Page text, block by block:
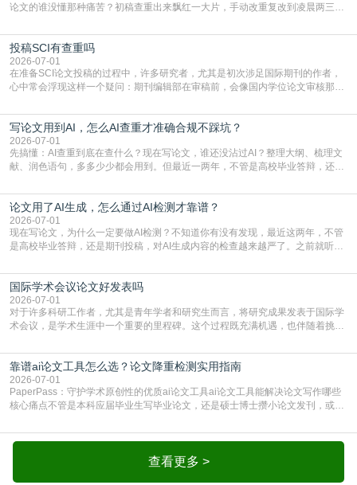
论文的谁没懂那种痛苦？初稿查重出来飘红一大片，手动改重复改到凌晨两三
到秃头。这时候靠谱的AI降重真的就是救命稻草，选对工具，半天就能搞定你两
三天都做不完的事。不是所有人都需要用AI降重，但如果你符合下面这些场景，
真的可以试试：初稿写完重复率远超要
投稿SCI有查重吗
2026-07-01
在准备SCI论文投稿的过程中，许多研究者，尤其是初次涉足国际期刊的作者，
心中常会浮现这样一个疑问：期刊编辑部在审稿前，会像国内学位论文审核那
论文的初审通过率。实际上，SCI期刊对重复内容的审查是严谨投稿流程中不可
或缺的一环。本篇AEIC学术交流中心小编就为大家介绍“投稿SCI有查重吗”。
一、查重是标准流程答案是明确的：绝大多数S
写论文用到AI，怎么AI查重才准确合规不踩坑？
2026-07-01
先搞懂：AI查重到底在查什么？现在写论文，谁还没沾过AI？整理大纲、梳理文
献、润色语句，多多少少都会用到。但最近一两年，不管是高校毕业答辩，还是
须加做AI查重。很多人分不清，AI查重和普通查重到底有啥区别？这里说透：普
通查重查的是你的文字和已公开文献的重复比例，防的是抄袭；AI查重查的是你
的内容里，有多少是AI生成的，防的是过
论文用了AI生成，怎么通过AI检测才靠谱？
2026-07-01
现在写论文，为什么一定要做AI检测？不知道你有没有发现，最近这两年，不管
是高校毕业答辩，还是期刊投稿，对AI生成内容的检查越来越严了。之前就听身
要求修改，还差点被判定学术不规范，真的太冤了。现在国内多数高校和核心期
刊，都已经明确出台了相关规定：如果使用AI生成内容辅助写作，必须明确标
注，未标注的AI生成内容会被认定为不符合学
国际学术会议论文好发表吗
2026-07-01
对于许多科研工作者，尤其是青年学者和研究生而言，将研究成果发表于国际学
术会议，是学术生涯中一个重要的里程碑。这个过程既充满机遇，也伴随着挑
疑问：国际学术会议论文到底好不好发表？其价值和难度究竟如何衡量。本篇
AEIC学术交流中心小编就为大家介绍“国际学术会议论文好发表吗”。一、会议论
文发表的相对优势与期刊论文相比，国际会议论文的发
靠谱ai论文工具怎么选？论文降重检测实用指南
2026-07-01
PaperPass：守护学术原创性的优质ai论文工具ai论文工具能解决论文写作哪些
核心痛点不管是本科应届毕业生写毕业论文，还是硕士博士攒小论文发刊，或是
自己逐句读逐句改，熬好几个大夜不说，还经常改不到点上，交上去才发现重复
率超标，再返工太折腾。现在有了成熟的ai论文工具，这些痛点基本都能高效解
决。靠谱的ai论文工具，不止能帮你梳查看更多 >